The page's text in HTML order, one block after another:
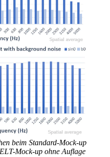
beim Standard-Mock-up
Mock-up ohne Auflage